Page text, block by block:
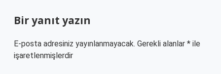
Bir yanıt yazın
E-posta adresiniz yayınlanmayacak. Gerekli alanlar * ile
işaretlenmişlerdir